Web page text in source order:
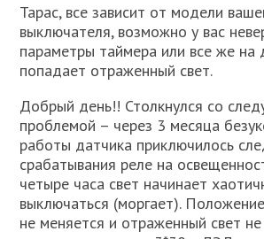
Тарас, все зависит от модели
выключателя, возможно у вас
параметры таймера или все же на
попадает отраженный свет.
Добрый день!! Столкнулся со
проблемой – через 3 месяца
работы датчика приключилось
срабатывания реле на
четыре часа свет начинает
выключаться (моргает).
не меняется и отраженный свет